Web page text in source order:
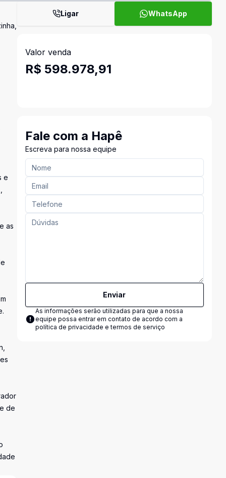
e
as
de
Ligar WhatsApp
Valor venda
R$ 598.978,91
Fale com a Hapê
Escreva para nossa equipe
Enviar
As informações serão utilizadas para que a nossa
equipe possa entrar em contato de acordo com a
política de privacidade e termos de serviço